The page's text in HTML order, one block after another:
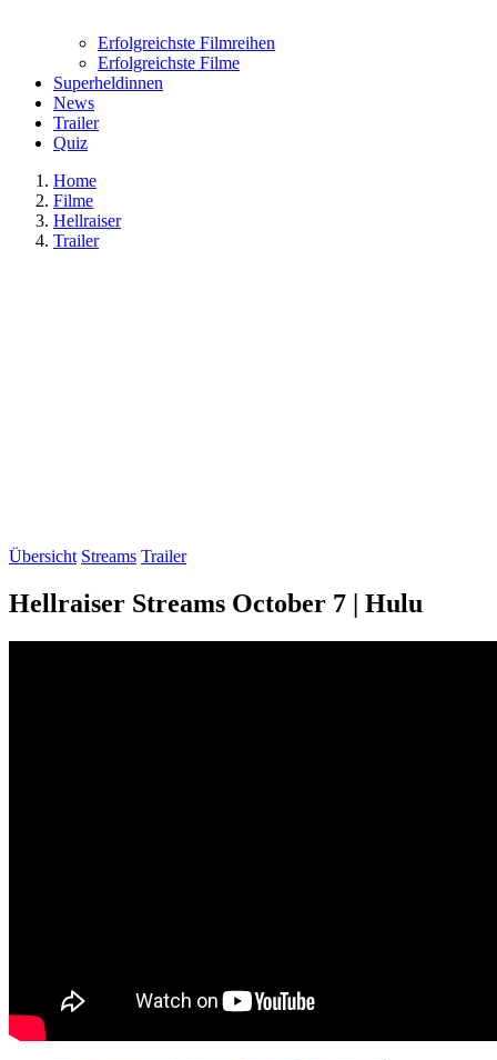
Erfolgreichste Filmreihen
Erfolgreichste Filme
Superheldinnen
News
Trailer
Quiz
Home
Filme
Hellraiser
Trailer
Übersicht Streams Trailer
Hellraiser Streams October 7 | Hulu